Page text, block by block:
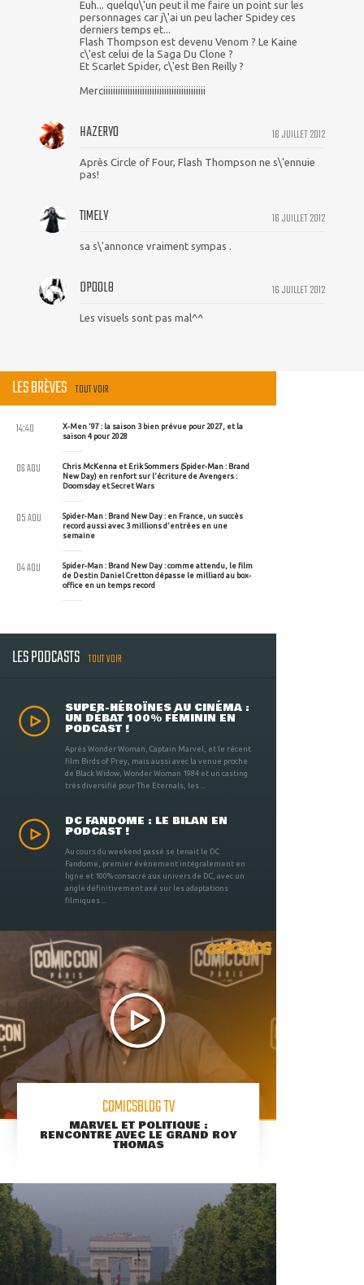
Euh... quelqu\'un peut il me faire un point sur les
personnages car j\'ai un peu lacher Spidey ces
derniers temps et...
Flash Thompson est devenu Venom ? Le Kaine
c\'est celui de la Saga Du Clone ?
Et Scarlet Spider, c\'est Ben Reilly ?
Merciiiiiiiiiiiiiiiiiiiiiiiiiiiiiiiiiiiiiiiiii
16 JUILLET 2012
HAZERYO
Après Circle of Four, Flash Thompson ne s\'ennuie
pas!
16 JUILLET 2012
TIMELY
sa s\'annonce vraiment sympas .
16 JUILLET 2012
DPOOL8
Les visuels sont pas mal^^
LES BRÈVES TOUT VOIR
X-Men '97 : la saison 3 bien prévue pour 2027, et la
saison 4 pour 2028
14:40
Chris McKenna et Erik Sommers (Spider-Man : Brand
New Day) en renfort sur l'écriture de Avengers :
Doomsday et Secret Wars
06 AOU
Spider-Man : Brand New Day : en France, un succès
record aussi avec 3 millions d'entrées en une
semaine
05 AOU
Spider-Man : Brand New Day : comme attendu, le film
de Destin Daniel Cretton dépasse le milliard au box-
office en un temps record
04 AOU
LES PODCASTS TOUT VOIR
SUPER-HÉROÏNES AU CINÉMA :
UN DÉBAT 100% FÉMININ EN
PODCAST !
Après Wonder Woman, Captain Marvel, et le récent
film Birds of Prey, mais aussi avec la venue proche
de Black Widow, Wonder Woman 1984 et un casting
très diversifié pour The Eternals, les ...
DC FANDOME : LE BILAN EN
PODCAST !
Au cours du weekend passé se tenait le DC
Fandome, premier évènement intégralement en
ligne et 100% consacré aux univers de DC, avec un
angle définitivement axé sur les adaptations
filmiques ...
COMICSBLOG TV
MARVEL ET POLITIQUE :
RENCONTRE AVEC LE GRAND ROY
THOMAS